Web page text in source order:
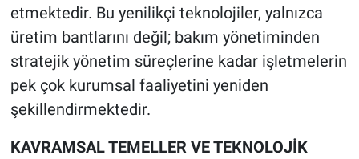
etmektedir. Bu yenilikçi teknolojiler, yalnızca
üretim bantlarını değil; bakım yönetiminden
stratejik yönetim süreçlerine kadar işletmelerin
pek çok kurumsal faaliyetini yeniden
şekillendirmektedir.
KAVRAMSAL TEMELLER VE TEKNOLOJİK